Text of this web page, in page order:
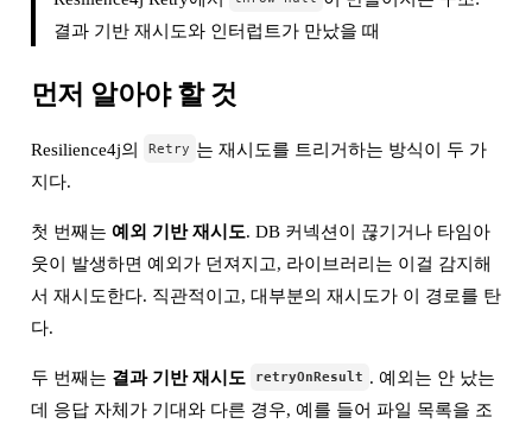
결과 기반 재시도와 인터럽트가 만났을 때
먼저 알아야 할 것
Resilience4j의 Retry 는 재시도를 트리거하는 방식이 두 가
지다.
첫 번째는 예외 기반 재시도. DB 커넥션이 끊기거나 타임아
웃이 발생하면 예외가 던져지고, 라이브러리는 이걸 감지해
서 재시도한다. 직관적이고, 대부분의 재시도가 이 경로를 탄
다.
두 번째는 결과 기반 재시도 retryOnResult . 예외는 안 났는
데 응답 자체가 기대와 다른 경우, 예를 들어 파일 목록을 조